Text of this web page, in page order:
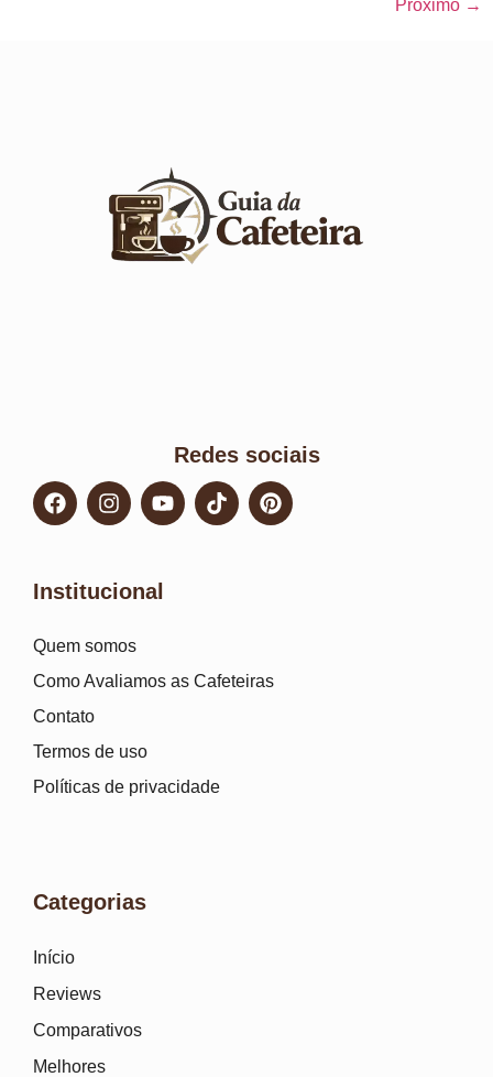
Próximo →
Redes sociais
Institucional
Quem somos
Como Avaliamos as Cafeteiras
Contato
Termos de uso
Políticas de privacidade
Categorias
Início
Reviews
Comparativos
Melhores